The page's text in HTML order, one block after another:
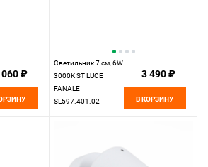
060 ₽
Светильник 7 см, 6W
3000K ST LUCE
FANALE
SL597.401.02
3 490 ₽
В КОРЗИНУ